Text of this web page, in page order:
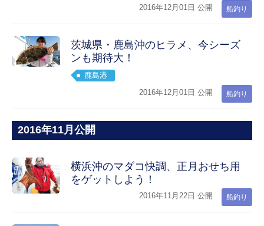
船釣り
2016年12月01日 公開
茨城県・鹿島沖のヒラメ、今シーズ
ンも期待大！
鹿島港
船釣り
2016年12月01日 公開
2016年11月公開
横浜沖のマダコ快調、正月おせち用
をゲットしよう！
船釣り
2016年11月22日 公開